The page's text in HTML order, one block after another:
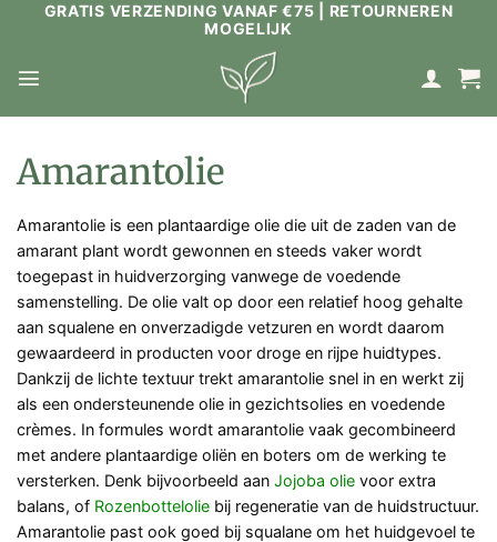
GRATIS VERZENDING VANAF €75 | RETOURNEREN
MOGELIJK
Amarantolie
Amarantolie is een plantaardige olie die uit de zaden van de
amarant plant wordt gewonnen en steeds vaker wordt
toegepast in huidverzorging vanwege de voedende
samenstelling. De olie valt op door een relatief hoog gehalte
aan squalene en onverzadigde vetzuren en wordt daarom
gewaardeerd in producten voor droge en rijpe huidtypes.
Dankzij de lichte textuur trekt amarantolie snel in en werkt zij
als een ondersteunende olie in gezichtsolies en voedende
crèmes. In formules wordt amarantolie vaak gecombineerd
met andere plantaardige oliën en boters om de werking te
versterken. Denk bijvoorbeeld aan Jojoba olie voor extra
balans, of Rozenbottelolie bij regeneratie van de huidstructuur.
Amarantolie past ook goed bij squalane om het huidgevoel te